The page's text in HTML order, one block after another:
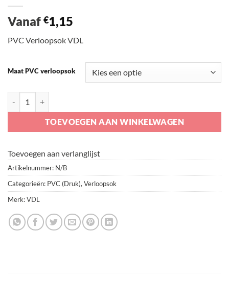
Vanaf €1,15
PVC Verloopsok VDL
Maat PVC verloopsok
TOEVOEGEN AAN WINKELWAGEN
Toevoegen aan verlanglijst
Artikelnummer: N/B
Categorieën: PVC (Druk), Verloopsok
Merk:VDL